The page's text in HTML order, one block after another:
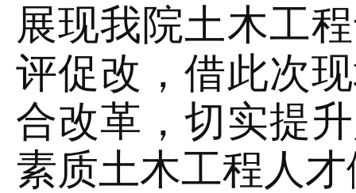
展现我院土木工
评促改，借此次
合改革，切实提
素质土木工程人